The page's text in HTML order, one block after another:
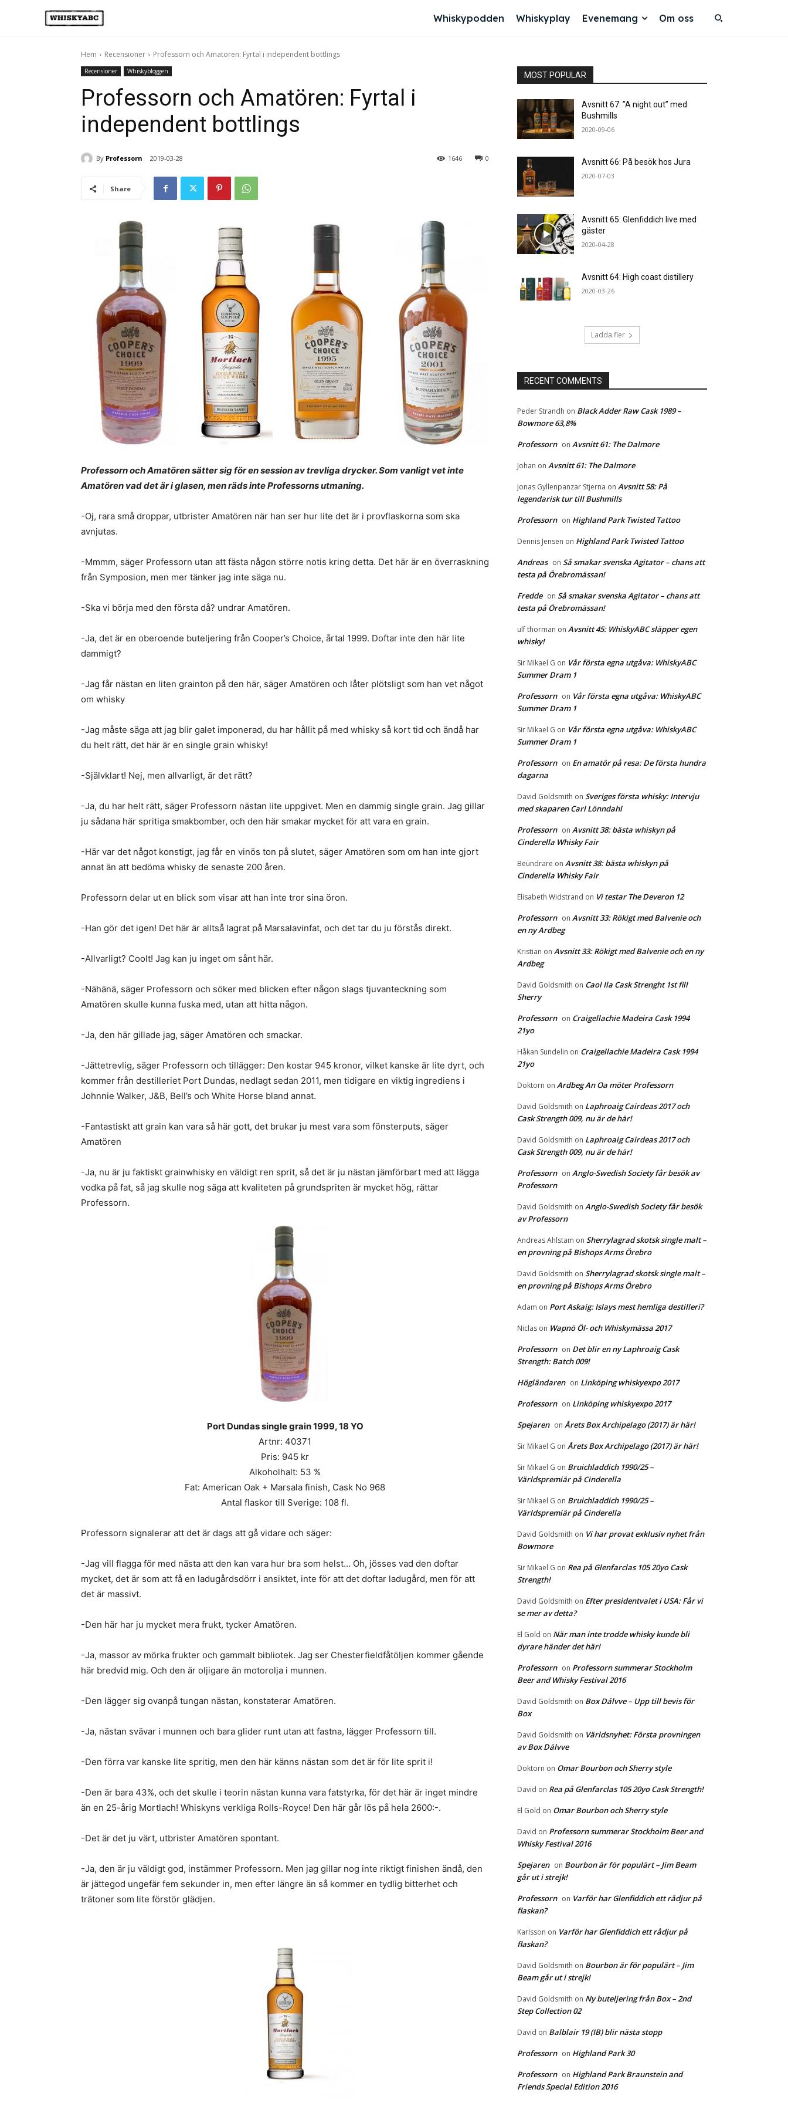
Whiskypodden Whiskyplay Evenemang Om oss
Hem Recensioner Professorn och Amatören: Fyrtal i independent bottlings
Recensioner Whiskybloggen
Professorn och Amatören: Fyrtal i
independent bottlings
By Professorn 2019-03-28 0
1646
Share
Professorn och Amatören sätter sig för en session av trevliga drycker. Som vanligt vet inte
Amatören vad det är i glasen, men räds inte Professorns utmaning.
-Oj, rara små droppar, utbrister Amatören när han ser hur lite det är i provflaskorna som ska
avnjutas.
-Mmmm, säger Professorn utan att fästa någon större notis kring detta. Det här är en överraskning
från Symposion, men mer tänker jag inte säga nu.
-Ska vi börja med den första då? undrar Amatören.
-Ja, det är en oberoende buteljering från Cooper’s Choice, årtal 1999. Doftar inte den här lite
dammigt?
-Jag får nästan en liten grainton på den här, säger Amatören och låter plötsligt som han vet något
om whisky
-Jag måste säga att jag blir galet imponerad, du har hållit på med whisky så kort tid och ändå har
du helt rätt, det här är en single grain whisky!
-Självklart! Nej, men allvarligt, är det rätt?
-Ja, du har helt rätt, säger Professorn nästan lite uppgivet. Men en dammig single grain. Jag gillar
ju sådana här spritiga smakbomber, och den här smakar mycket för att vara en grain.
-Här var det något konstigt, jag får en vinös ton på slutet, säger Amatören som om han inte gjort
annat än att bedöma whisky de senaste 200 åren.
Professorn delar ut en blick som visar att han inte tror sina öron.
-Han gör det igen! Det här är alltså lagrat på Marsalavinfat, och det tar du ju förstås direkt.
-Allvarligt? Coolt! Jag kan ju inget om sånt här.
-Nähänä, säger Professorn och söker med blicken efter någon slags tjuvanteckning som
Amatören skulle kunna fuska med, utan att hitta någon.
-Ja, den här gillade jag, säger Amatören och smackar.
-Jättetrevlig, säger Professorn och tillägger: Den kostar 945 kronor, vilket kanske är lite dyrt, och
kommer från destilleriet Port Dundas, nedlagt sedan 2011, men tidigare en viktig ingrediens i
Johnnie Walker, J&B, Bell’s och White Horse bland annat.
-Fantastiskt att grain kan vara så här gott, det brukar ju mest vara som fönsterputs, säger
Amatören
-Ja, nu är ju faktiskt grainwhisky en väldigt ren sprit, så det är ju nästan jämförbart med att lägga
vodka på fat, så jag skulle nog säga att kvaliteten på grundspriten är mycket hög, rättar
Professorn.
Port Dundas single grain 1999, 18 YO
Artnr: 40371
Pris: 945 kr
Alkoholhalt: 53 %
Fat: American Oak + Marsala finish, Cask No 968
Antal flaskor till Sverige: 108 fl.
Professorn signalerar att det är dags att gå vidare och säger:
-Jag vill flagga för med nästa att den kan vara hur bra som helst… Oh, jösses vad den doftar
mycket, det är som att få en ladugårdsdörr i ansiktet, inte för att det doftar ladugård, men för att
det är massivt.
-Den här har ju mycket mera frukt, tycker Amatören.
-Ja, massor av mörka frukter och gammalt bibliotek. Jag ser Chesterfieldfåtöljen kommer gående
här bredvid mig. Och den är oljigare än motorolja i munnen.
-Den lägger sig ovanpå tungan nästan, konstaterar Amatören.
-Ja, nästan svävar i munnen och bara glider runt utan att fastna, lägger Professorn till.
-Den förra var kanske lite spritig, men den här känns nästan som det är för lite sprit i!
-Den är bara 43%, och det skulle i teorin nästan kunna vara fatstyrka, för det här är inget mindre
än en 25-årig Mortlach! Whiskyns verkliga Rolls-Royce! Den här går lös på hela 2600:-.
-Det är det ju värt, utbrister Amatören spontant.
-Ja, den är ju väldigt god, instämmer Professorn. Men jag gillar nog inte riktigt finishen ändå, den
är jättegod ungefär fem sekunder in, men efter längre än så kommer en tydlig bitterhet och
trätoner som lite förstör glädjen.
MOST POPULAR
Avsnitt 67: ”A night out” med
Bushmills
2020-09-06
Avsnitt 66: På besök hos Jura
2020-07-03
Avsnitt 65: Glenfiddich live med
gäster
2020-04-28
Avsnitt 64: High coast distillery
2020-03-26
Ladda fler
RECENT COMMENTS
Peder Strandh on Black Adder Raw Cask 1989 –
Bowmore 63,8%
Professorn on Avsnitt 61: The Dalmore
Johan on Avsnitt 61: The Dalmore
Jonas Gyllenpanzar Stjerna on Avsnitt 58: På
legendarisk tur till Bushmills
Professorn on Highland Park Twisted Tattoo
Dennis Jensen on Highland Park Twisted Tattoo
Andreas on Så smakar svenska Agitator – chans att
testa på Örebromässan!
Fredde on Så smakar svenska Agitator – chans att
testa på Örebromässan!
ulf thorman on Avsnitt 45: WhiskyABC släpper egen
whisky!
Sir Mikael G on Vår första egna utgåva: WhiskyABC
Summer Dram 1
Professorn on Vår första egna utgåva: WhiskyABC
Summer Dram 1
Sir Mikael G on Vår första egna utgåva: WhiskyABC
Summer Dram 1
Professorn on En amatör på resa: De första hundra
dagarna
David Goldsmith on Sveriges första whisky: Intervju
med skaparen Carl Lönndahl
Professorn on Avsnitt 38: bästa whiskyn på
Cinderella Whisky Fair
Beundrare on Avsnitt 38: bästa whiskyn på
Cinderella Whisky Fair
Elisabeth Widstrand on Vi testar The Deveron 12
Professorn on Avsnitt 33: Rökigt med Balvenie och
en ny Ardbeg
Kristian on Avsnitt 33: Rökigt med Balvenie och en ny
Ardbeg
David Goldsmith on Caol Ila Cask Strenght 1st fill
Sherry
Professorn on Craigellachie Madeira Cask 1994
21yo
Håkan Sundelin on Craigellachie Madeira Cask 1994
21yo
Doktorn on Ardbeg An Oa möter Professorn
David Goldsmith on Laphroaig Cairdeas 2017 och
Cask Strength 009, nu är de här!
David Goldsmith on Laphroaig Cairdeas 2017 och
Cask Strength 009, nu är de här!
Professorn on Anglo-Swedish Society får besök av
Professorn
David Goldsmith on Anglo-Swedish Society får besök
av Professorn
Andreas Ahlstam on Sherrylagrad skotsk single malt –
en provning på Bishops Arms Örebro
David Goldsmith on Sherrylagrad skotsk single malt –
en provning på Bishops Arms Örebro
Adam on Port Askaig: Islays mest hemliga destilleri?
Niclas on Wapnö Öl- och Whiskymässa 2017
Professorn on Det blir en ny Laphroaig Cask
Strength: Batch 009!
Högländaren on Linköping whiskyexpo 2017
Professorn on Linköping whiskyexpo 2017
Spejaren on Årets Box Archipelago (2017) är här!
Sir Mikael G on Årets Box Archipelago (2017) är här!
Sir Mikael G on Bruichladdich 1990/25 –
Världspremiär på Cinderella
Sir Mikael G on Bruichladdich 1990/25 –
Världspremiär på Cinderella
David Goldsmith on Vi har provat exklusiv nyhet från
Bowmore
Sir Mikael G on Rea på Glenfarclas 105 20yo Cask
Strength!
David Goldsmith on Efter presidentvalet i USA: Får vi
se mer av detta?
El Gold on När man inte trodde whisky kunde bli
dyrare händer det här!
Professorn on Professorn summerar Stockholm
Beer and Whisky Festival 2016
David Goldsmith on Box Dálvve – Upp till bevis för
Box
David Goldsmith on Världsnyhet: Första provningen
av Box Dálvve
Doktorn on Omar Bourbon och Sherry style
David on Rea på Glenfarclas 105 20yo Cask Strength!
El Gold on Omar Bourbon och Sherry style
David on Professorn summerar Stockholm Beer and
Whisky Festival 2016
Spejaren on Bourbon är för populärt – Jim Beam
går ut i strejk!
Professorn on Varför har Glenfiddich ett rådjur på
flaskan?
Karlsson on Varför har Glenfiddich ett rådjur på
flaskan?
David Goldsmith on Bourbon är för populärt – Jim
Beam går ut i strejk!
David Goldsmith on Ny buteljering från Box – 2nd
Step Collection 02
David on Balblair 19 (IB) blir nästa stopp
Professorn on Highland Park 30
Professorn on Highland Park Braunstein and
Friends Special Edition 2016